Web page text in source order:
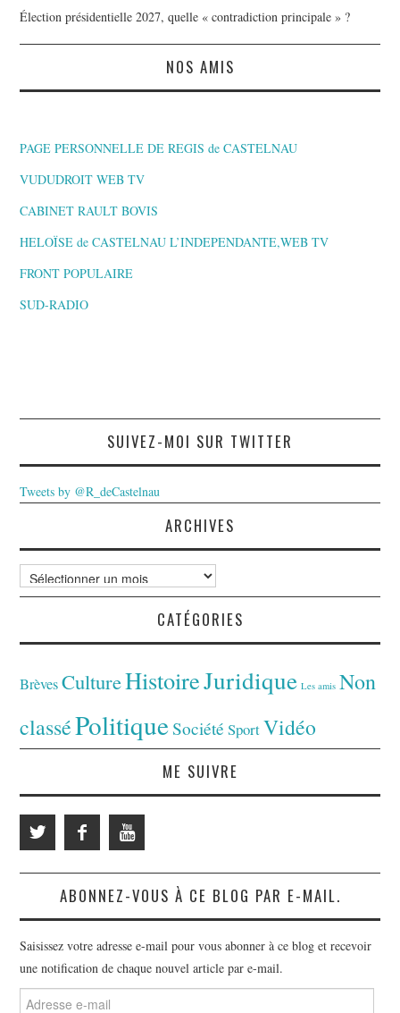
Élection présidentielle 2027, quelle « contradiction principale » ?
NOS AMIS
PAGE PERSONNELLE DE REGIS de CASTELNAU
VUDUDROIT WEB TV
CABINET RAULT BOVIS
HELOÏSE de CASTELNAU L’INDEPENDANTE,WEB TV
FRONT POPULAIRE
SUD-RADIO
SUIVEZ-MOI SUR TWITTER
Tweets by @R_deCastelnau
ARCHIVES
Archives
CATÉGORIES
Brèves CultureHistoireJuridique Les amis Non
classéPolitiqueSociété SportVidéo
ME SUIVRE
ABONNEZ-VOUS À CE BLOG PAR E-MAIL.
Saisissez votre adresse e-mail pour vous abonner à ce blog et recevoir
une notification de chaque nouvel article par e-mail.
Adresse